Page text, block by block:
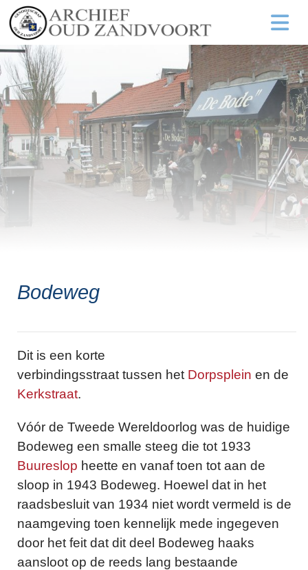
Bodeweg
Dit is een korte
verbindingsstraat tussen het Dorpsplein en de
Kerkstraat.
Vóór de Tweede Wereldoorlog was de huidige
Bodeweg een smalle steeg die tot 1933
Buureslop heette en vanaf toen tot aan de
sloop in 1943 Bodeweg. Hoewel dat in het
raadsbesluit van 1934 niet wordt vermeld is de
naamgeving toen kennelijk mede ingegeven
door het feit dat dit deel Bodeweg haaks
aansloot op de reeds lang bestaande